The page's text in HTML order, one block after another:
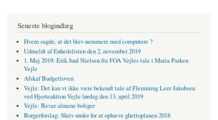
Seneste blogindlæg
Hvem sagde, at det blev nemmere med computere ?
Udmeldt af Enhedslisten den 2. november 2019
1. Maj 2019: Erik Juul Nielsen fra FOA Vejles tale i Maria Parken
Vejle
Afskaf Budgetloven
Vejle: Det kan vi ikke være bekendt tale af Flemming Leer Jakobsen
ved Hjerteaktion Vejle lørdag den 13. april 2019
Vejle: Bevar almene boliger
Borgerforslag: Skriv under for at ophæve ghettoplanen 2018